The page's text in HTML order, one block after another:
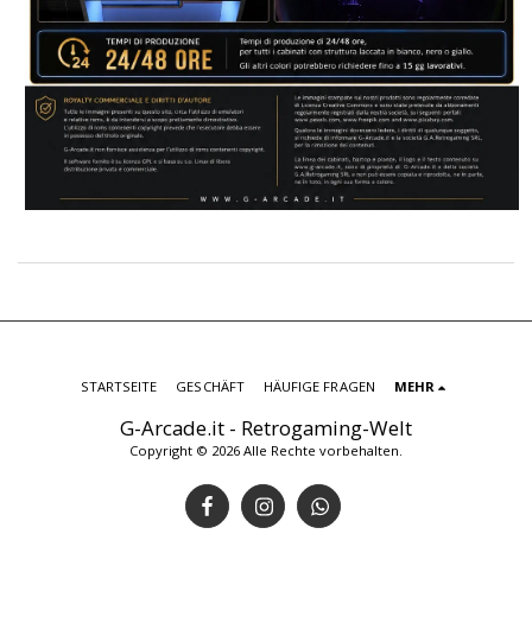
G-Arcade.it - Retrogaming-Welt
Copyright © 2026 Alle Rechte vorbehalten.
STARTSEITE GESCHÄFT HÄUFIGE FRAGEN MEHR